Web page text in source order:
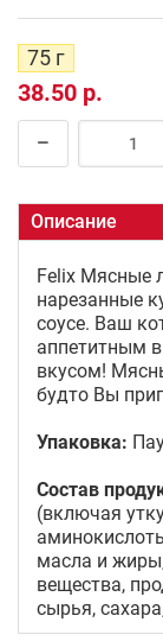
75 г
38.50 р.
Описание
Felix Мясные
нарезанные
соусе. Ваш
аппетитным
вкусом!
будто Вы
Упаковка:
Состав
(включая
масла и
вещества,
сырья,